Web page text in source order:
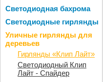
Светодиодная бахрома
Светодиодные гирлянды
Уличные гирлянды для
деревьев
Гирлянды «Клип Лайт»
Светодиодный Клип
Лайт - Спайдер